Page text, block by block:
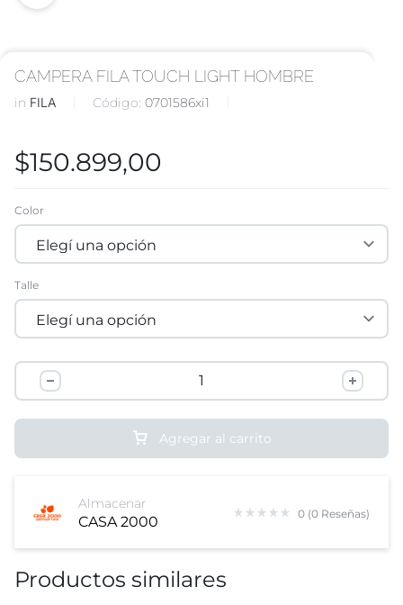
CAMPERA FILA TOUCH LIGHT HOMBRE
in FILA Código: 0701586xi1
$150.899,00
Color
Talle
Agregar al carrito
Almacenar
CASA 2000 0 (0 Reseñas)
Productos similares